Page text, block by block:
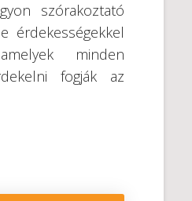
szórakoztató
érdekességekkel
minden
fogják az